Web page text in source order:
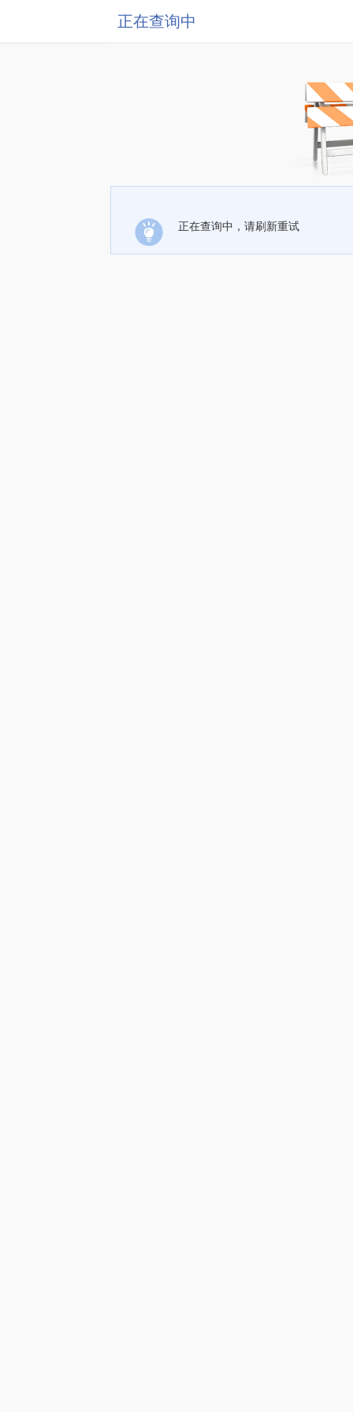
正在查询中
正在查询中，请刷新重试